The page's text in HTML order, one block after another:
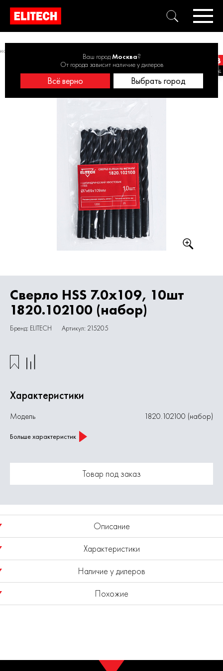
Ваш городМосква?
От города зависит наличие у дилеров
Всё верно Выбрать город
5-10 шт.
Сверло HSS 7.0х109, 10шт
1820.102100 (набор)
Бренд: ELITECH Артикул: 215205
Характеристики
Модель 1820.102100 (набор)
Больше характеристик
Товар под заказ
Описание
Набор сверл по металлу черненых ELITECH 215205, HSS
сталь, 7.0х69х109 мм (10 шт)
снижению трения во время работы и предотвращает
Характеристики
Модель 1820.102100 (набор)
Наличие у дилеров
Показано наличие в регионе
Похожие